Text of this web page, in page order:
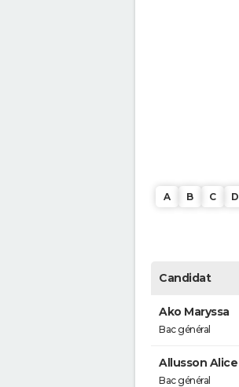
A B C D
Candidat
Ako Maryssa
Bac général
Allusson Alice
Bac général